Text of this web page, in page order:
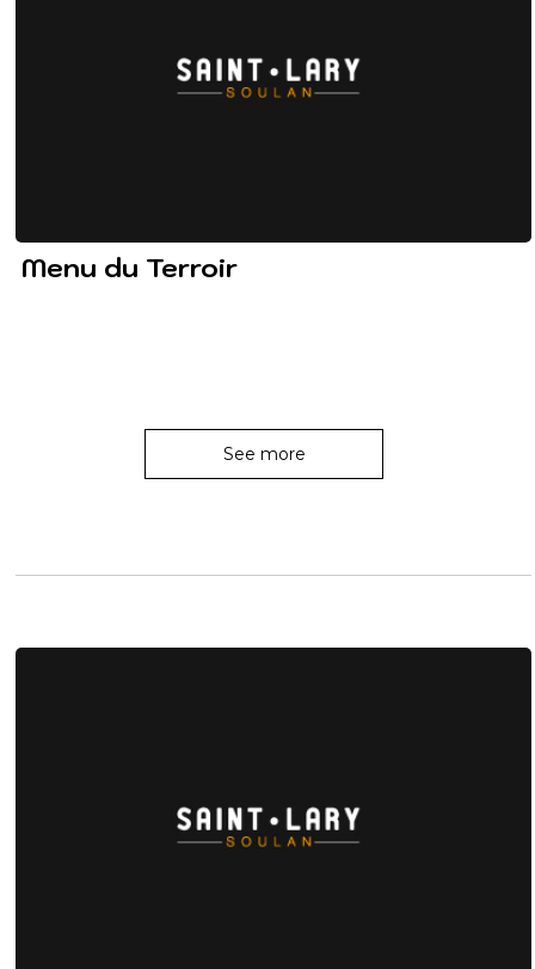
Menu du Terroir
See more